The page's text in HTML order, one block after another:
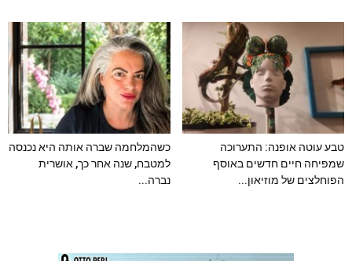
טבע עוטה אופנה: התערוכה
שמפיחה חיים חדשים באוסף
הפוחלצים של מוזיאון...
כשהמלחמה שברה אותה היא נכנסה
למטבח, שנה אחר כך, אושרית
נברה...